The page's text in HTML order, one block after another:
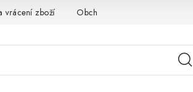
vrácení zboží Obchodní podmínky